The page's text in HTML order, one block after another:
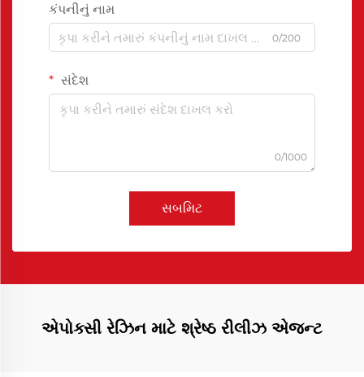
કંપનીનું નામ
0/200
સંદેશ
0/1000
સબમિટ
એપોક્સી રેઝિન માટે શ્રેષ્ઠ રીલીઝ એજન્ટ